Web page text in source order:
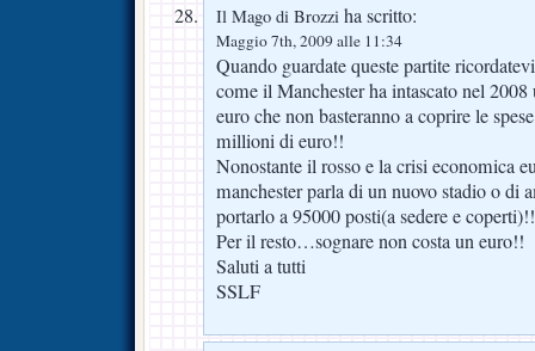
Il Mago di Brozzi ha scritto:
Maggio 7th, 2009 alle 11:34
Quando guardate queste partite
come il Manchester ha intascato nel
euro che non basteranno a coprire le
millioni di euro!!
Nonostante il rosso e la crisi economica
manchester parla di un nuovo stadio o di
portarlo a 95000 posti(a sedere e coperti)!!
Per il resto…sognare non costa un euro!!
Saluti a tutti
SSLF